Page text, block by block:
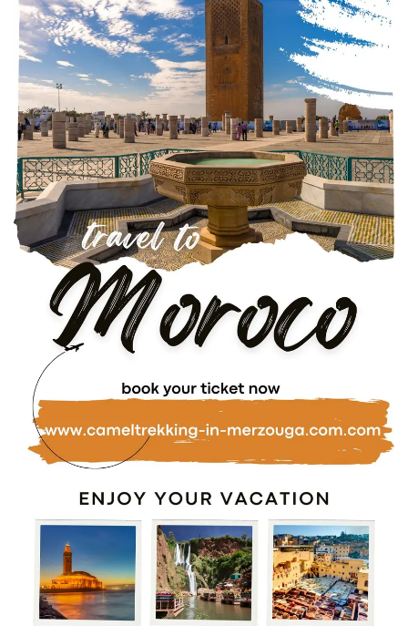
TOURS DESDE CASABLANCA
TOURS DESDE TANGER
TOURS DESDE ERRACHIDIA